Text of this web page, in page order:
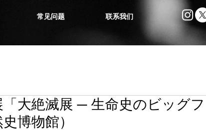
常见问题 联系我们
「大絶滅展 ─ 生命史のビッグフ
博物館）